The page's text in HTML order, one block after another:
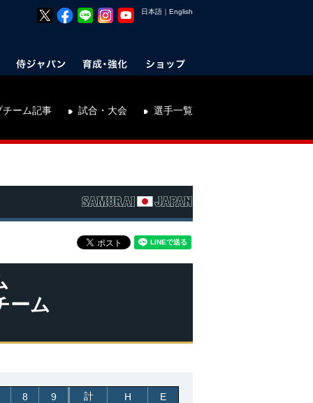
日本語 ｜ English
チーム記事 試合・大会 選手一覧
ーム
8 9 計 H
E